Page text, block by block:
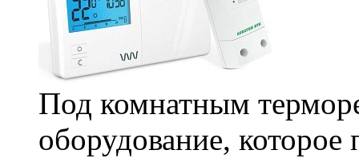
Под комнатным
оборудование, которое